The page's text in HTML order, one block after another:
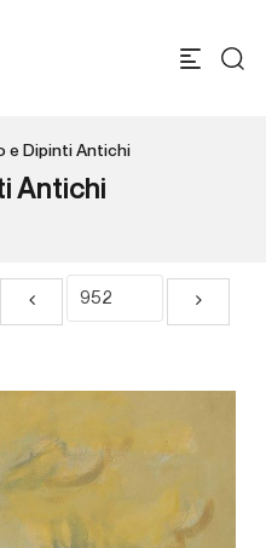
e Dipinti Antichi
Antichi